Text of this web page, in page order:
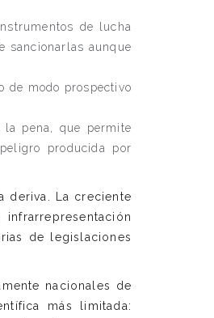
de lucha
sancionarlas aunque
de modo prospectivo
pena, que permite
producida por
deriva. La creciente
de legislaciones
nacionales de
más limitada: